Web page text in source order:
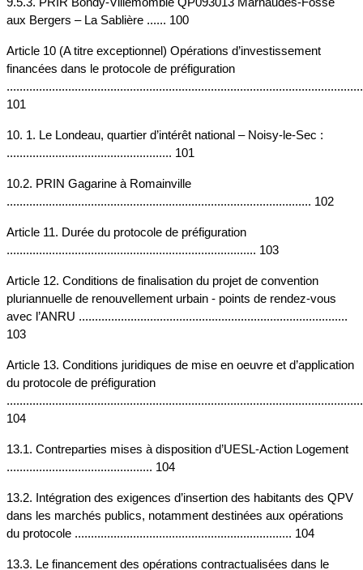
aux Bergers – La Sablière ...... 100
Article 10 (A titre exceptionnel) Opérations d’investissement
financées dans le protocole de préfiguration
101
10. 1. Le Londeau, quartier d’intérêt national – Noisy-le-Sec :
................................................... 101
10.2. PRIN Gagarine à Romainville
.............................................................................................. 102
Article 11. Durée du protocole de préfiguration
............................................................................. 103
Article 12. Conditions de finalisation du projet de convention
pluriannuelle de renouvellement urbain - points de rendez-vous
avec l’ANRU ...................................................................................
103
Article 13. Conditions juridiques de mise en oeuvre et d’application
du protocole de préfiguration
104
13.1. Contreparties mises à disposition d’UESL-Action Logement
............................................. 104
13.2. Intégration des exigences d’insertion des habitants des QPV
dans les marchés publics, notamment destinées aux opérations
du protocole ................................................................... 104
13.3. Le financement des opérations contractualisées dans le